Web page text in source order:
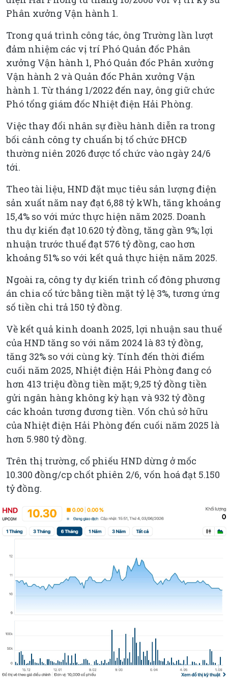
Phân xưởng Vận hành 1.
Trong quá trình công tác, ông Trường lần lượt
đảm nhiệm các vị trí Phó Quản đốc Phân
xưởng Vận hành 1, Phó Quản đốc Phân xưởng
Vận hành 2 và Quản đốc Phân xưởng Vận
hành 1. Từ tháng 1/2022 đến nay, ông giữ chức
Phó tổng giám đốc Nhiệt điện Hải Phòng.
Việc thay đổi nhân sự điều hành diễn ra trong
bối cảnh công ty chuẩn bị tổ chức ĐHCĐ
thường niên 2026 được tổ chức vào ngày 24/6
tới.
Theo tài liệu, HND đặt mục tiêu sản lượng điện
sản xuất năm nay đạt 6,88 tỷ kWh, tăng khoảng
15,4% so với mức thực hiện năm 2025. Doanh
thu dự kiến đạt 10.620 tỷ đồng, tăng gần 9%; lợi
nhuận trước thuế đạt 576 tỷ đồng, cao hơn
khoảng 51% so với kết quả thực hiện năm 2025.
Ngoài ra, công ty dự kiến trình cổ đông phương
án chia cổ tức bằng tiền mặt tỷ lệ 3%, tương ứng
số tiền chi trả 150 tỷ đồng.
Về kết quả kinh doanh 2025, lợi nhuận sau thuế
của HND tăng so với năm 2024 là 83 tỷ đồng,
tăng 32% so với cùng kỳ. Tính đến thời điểm
cuối năm 2025, Nhiệt điện Hải Phòng đang có
hơn 413 triệu đồng tiền mặt; 9,25 tỷ đồng tiền
gửi ngân hàng không kỳ hạn và 932 tỷ đồng
các khoản tương đương tiền. Vốn chủ sở hữu
của Nhiệt điện Hải Phòng đến cuối năm 2025 là
hơn 5.980 tỷ đồng.
Trên thị trường, cổ phiếu HND dừng ở mốc
10.300 đồng/cp chốt phiên 2/6, vốn hoá đạt 5.150
tỷ đồng.